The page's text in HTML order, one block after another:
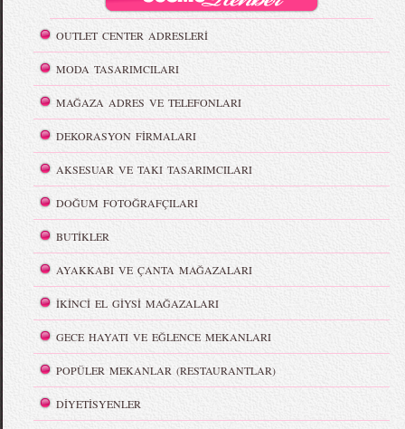
OUTLET CENTER ADRESLERİ
MODA TASARIMCILARI
MAĞAZA ADRES VE TELEFONLARI
DEKORASYON FİRMALARI
AKSESUAR VE TAKI TASARIMCILARI
DOĞUM FOTOĞRAFÇILARI
BUTİKLER
AYAKKABI VE ÇANTA MAĞAZALARI
İKİNCİ EL GİYSİ MAĞAZALARI
GECE HAYATI VE EĞLENCE MEKANLARI
POPÜLER MEKANLAR (RESTAURANTLAR)
DİYETİSYENLER